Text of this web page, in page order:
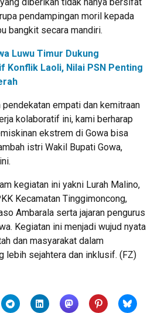
pendampingan moril kepada
bangkit secara mandiri.
Luwu Timur Dukung
Konflik Laoli, Nilai PSN Penting
pendekatan empati dan kemitraan
kolaboratif ini, kami berharap
ekstrem di Gowa bisa
istri Wakil Bupati Gowa,
kegiatan ini yakni Lurah Malino,
Kecamatan Tinggimoncong,
Ambarala serta jajaran pengurus
Kegiatan ini menjadi wujud nyata
dan masyarakat dalam
lebih sejahtera dan inklusif. (FZ)